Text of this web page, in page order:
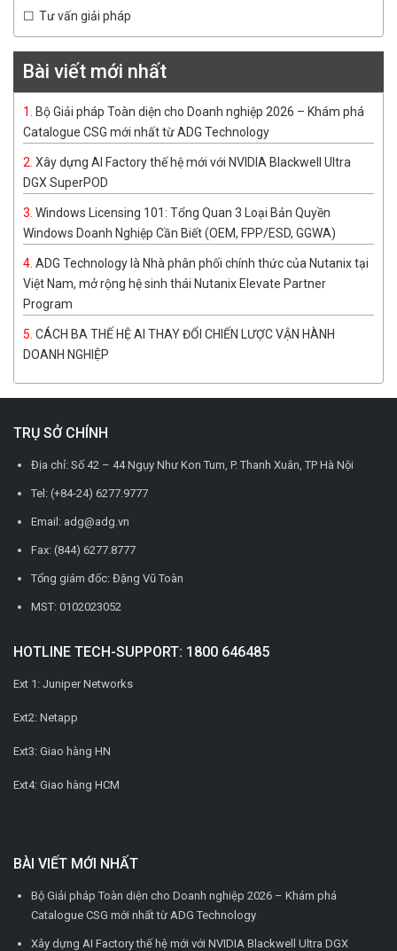
Tư vấn giải pháp
Bài viết mới nhất
Bộ Giải pháp Toàn diện cho Doanh nghiệp 2026 – Khám phá
Catalogue CSG mới nhất từ ADG Technology
Xây dựng AI Factory thế hệ mới với NVIDIA Blackwell Ultra
DGX SuperPOD
Windows Licensing 101: Tổng Quan 3 Loại Bản Quyền
Windows Doanh Nghiệp Cần Biết (OEM, FPP/ESD, GGWA)
ADG Technology là Nhà phân phối chính thức của Nutanix tại
Việt Nam, mở rộng hệ sinh thái Nutanix Elevate Partner
Program
CÁCH BA THẾ HỆ AI THAY ĐỔI CHIẾN LƯỢC VẬN HÀNH
DOANH NGHIỆP
TRỤ SỞ CHÍNH
Địa chỉ: Số 42 – 44 Ngụy Như Kon Tum, P. Thanh Xuân, TP Hà Nội
Tel: (+84-24) 6277.9777
Email: adg@adg.vn
Fax: (844) 6277.8777
Tổng giám đốc: Đặng Vũ Toàn
MST: 0102023052
HOTLINE TECH-SUPPORT: 1800 646485
Ext 1: Juniper Networks
Ext2: Netapp
Ext3: Giao hàng HN
Ext4: Giao hàng HCM
BÀI VIẾT MỚI NHẤT
Bộ Giải pháp Toàn diện cho Doanh nghiệp 2026 – Khám phá
Catalogue CSG mới nhất từ ADG Technology
Xây dựng AI Factory thế hệ mới với NVIDIA Blackwell Ultra DGX